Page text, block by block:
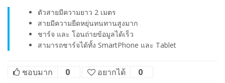
ตัวสายมีความยาว 2 เมตร
สายมีความยืดหยุ่นทนทานสูงมาก
ชาร์จ และ โอนถ่ายข้อมูลได้เร็ว
สามารถชาร์จได้ทั้ง SmartPhone และ Tablet
ชอบมาก 0 อยากได้ 0